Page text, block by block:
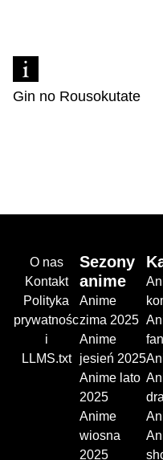
Gin no Rousokutate
O nas
Kontakt
Polityka
prywatnośc
i
LLMS.txt
Sezony
anime
Anime
zima 2025
Anime
jesień 2025
Anime lato
2025
Anime
wiosna
2025